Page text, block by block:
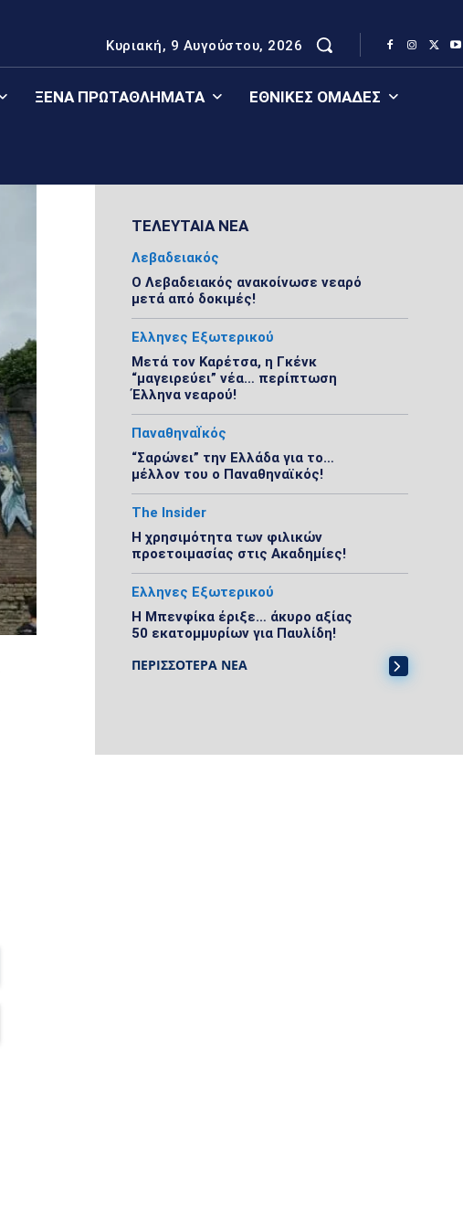
Κυριακή, 9 Αυγούστου, 2026
ΞΈΝΑ ΠΡΩΤΑΘΛΉΜΑΤΑ ΕΘΝΙΚΈΣ ΟΜΆΔΕΣ
ΤΕΛΕΥΤΑΙΑ ΝΕΑ
Λεβαδειακός
Ο Λεβαδειακός ανακοίνωσε νεαρό
μετά από δοκιμές!
Ελληνες Εξωτερικού
Μετά τον Καρέτσα, η Γκένκ
“μαγειρεύει” νέα… περίπτωση
Έλληνα νεαρού!
ΠαναθηναΪκός
“Σαρώνει” την Ελλάδα για το…
μέλλον του ο Παναθηναϊκός!
The Insider
Η χρησιμότητα των φιλικών
προετοιμασίας στις Ακαδημίες!
Ελληνες Εξωτερικού
Η Μπενφίκα έριξε… άκυρο αξίας
50 εκατομμυρίων για Παυλίδη!
ΠΕΡΙΣΣΟΤΕΡΑ ΝΕΑ